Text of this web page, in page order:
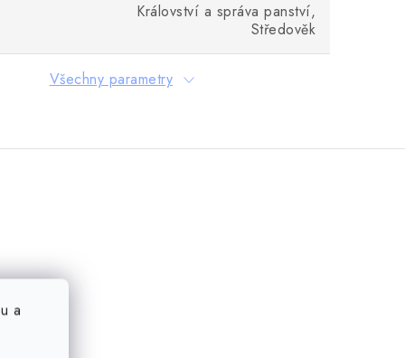
a
Království a správa panství,
Středověk
Všechny parametry